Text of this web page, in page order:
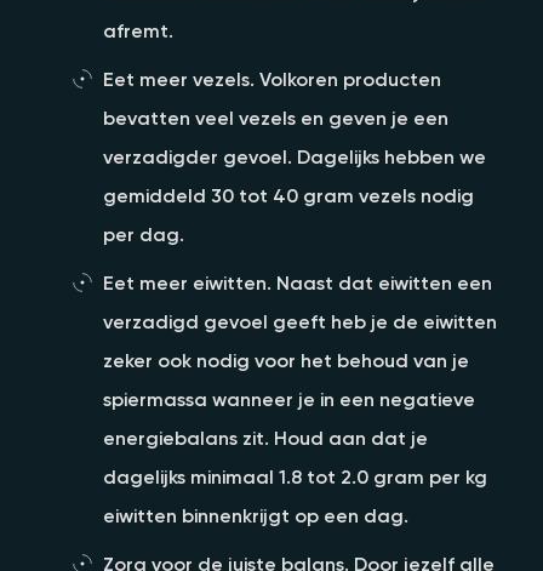
afremt.
Eet meer vezels. Volkoren producten
bevatten veel vezels en geven je een
verzadigder gevoel. Dagelijks hebben we
gemiddeld 30 tot 40 gram vezels nodig
per dag.
Eet meer eiwitten. Naast dat eiwitten een
verzadigd gevoel geeft heb je de eiwitten
zeker ook nodig voor het behoud van je
spiermassa wanneer je in een negatieve
energiebalans zit. Houd aan dat je
dagelijks minimaal 1.8 tot 2.0 gram per kg
eiwitten binnenkrijgt op een dag.
Zorg voor de juiste balans. Door jezelf alle